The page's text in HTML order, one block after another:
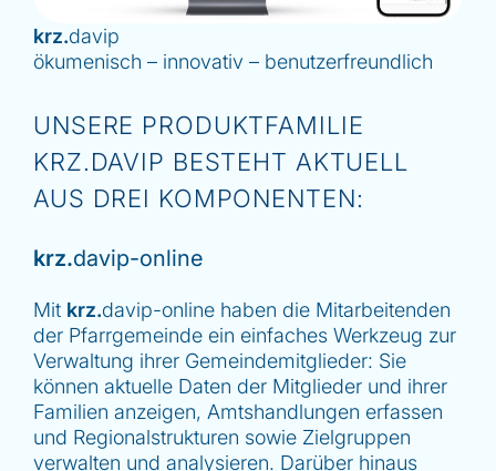
krz.davip
ökumenisch – innovativ – benutzerfreundlich
UNSERE PRODUKTFAMILIE
KRZ.DAVIP BESTEHT AKTUELL
AUS DREI KOMPONENTEN:
krz.davip-online
Mit krz.davip-online haben die Mitarbeitenden
der Pfarrgemeinde ein einfaches Werkzeug zur
Verwaltung ihrer Gemeindemitglieder: Sie
können aktuelle Daten der Mitglieder und ihrer
Familien anzeigen, Amtshandlungen erfassen
und Regionalstrukturen sowie Zielgruppen
verwalten und analysieren. Darüber hinaus